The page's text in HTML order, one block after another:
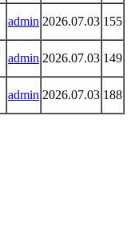
admin 2026.07.03 155
admin 2026.07.03 149
admin 2026.07.03 188